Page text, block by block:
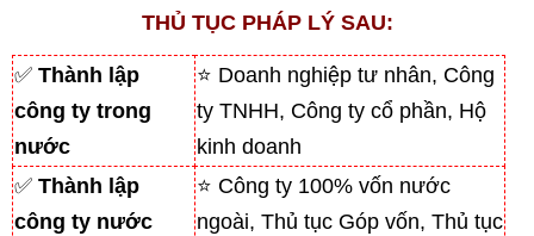
THỦ TỤC PHÁP LÝ SAU:
✅ Thành lập
công ty trong
nước
⭐ Doanh nghiệp tư nhân, Công
ty TNHH, Công ty cổ phần, Hộ
kinh doanh
✅ Thành lập
công ty nước
⭐ Công ty 100% vốn nước
ngoài, Thủ tục Góp vốn, Thủ tục